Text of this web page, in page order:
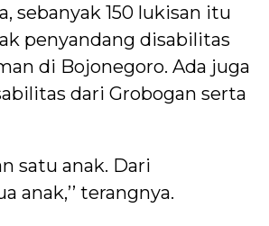
sebanyak 150 lukisan itu
penyandang disabilitas
di Bojonegoro. Ada juga
dari Grobogan serta
satu anak. Dari
anak,’’ terangnya.